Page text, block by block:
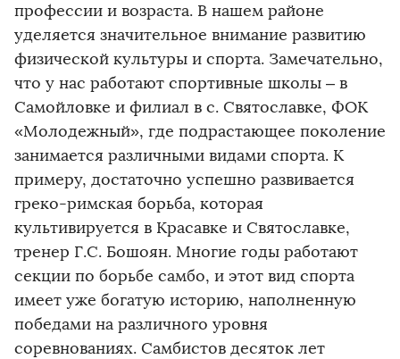
профессии и возраста. В нашем районе
уделяется значительное внимание развитию
физической культуры и спорта. Замечательно,
что у нас работают спортивные школы – в
Самойловке и филиал в с. Святославке, ФОК
«Молодежный», где подрастающее поколение
занимается различными видами спорта. К
примеру, достаточно успешно развивается
греко-римская борьба, которая
культивируется в Красавке и Святославке,
тренер Г.С. Бошоян. Многие годы работают
секции по борьбе самбо, и этот вид спорта
имеет уже богатую историю, наполненную
победами на различного уровня
соревнованиях. Самбистов десяток лет